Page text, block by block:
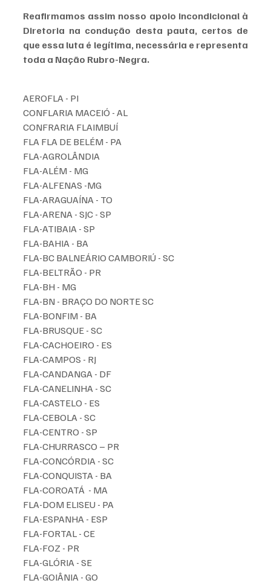
Reafirmamos assim nosso apoio incondicional à
Diretoria na condução desta pauta, certos de
que essa luta é legítima, necessária e representa
toda a Nação Rubro-Negra.
AEROFLA - PI
CONFLARIA MACEIÓ - AL
CONFRARIA FLAIMBUÍ
FLA FLA DE BELÉM - PA
FLA-AGROLÂNDIA
FLA-ALÉM - MG
FLA-ALFENAS -MG
FLA-ARAGUAÍNA - TO
FLA-ARENA - SJC - SP
FLA-ATIBAIA - SP
FLA-BAHIA - BA
FLA-BC BALNEÁRIO CAMBORIÚ - SC
FLA-BELTRÃO - PR
FLA-BH - MG
FLA-BN - BRAÇO DO NORTE SC
FLA-BONFIM - BA
FLA-BRUSQUE - SC
FLA-CACHOEIRO - ES
FLA-CAMPOS - RJ
FLA-CANDANGA - DF
FLA-CANELINHA - SC
FLA-CASTELO - ES
FLA-CEBOLA - SC
FLA-CENTRO - SP
FLA-CHURRASCO – PR
FLA-CONCÓRDIA - SC
FLA-CONQUISTA - BA
FLA-COROATÁ  - MA
FLA-DOM ELISEU - PA
FLA-ESPANHA - ESP
FLA-FORTAL - CE
FLA-FOZ - PR
FLA-GLÓRIA - SE
FLA-GOIÂNIA - GO